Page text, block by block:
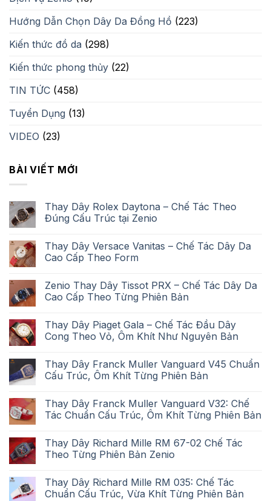
Hướng Dẫn Chọn Dây Da Đồng Hồ (223)
Kiến thức đồ da (298)
Kiến thức phong thủy (22)
TIN TỨC (458)
Tuyển Dụng (13)
VIDEO (23)
BÀI VIẾT MỚI
Thay Dây Rolex Daytona – Chế Tác Theo
Đúng Cấu Trúc tại Zenio
Thay Dây Versace Vanitas – Chế Tác Dây Da
Cao Cấp Theo Form
Zenio Thay Dây Tissot PRX – Chế Tác Dây Da
Cao Cấp Theo Từng Phiên Bản
Thay Dây Piaget Gala – Chế Tác Đầu Dây
Cong Theo Vỏ, Ôm Khít Như Nguyên Bản
Thay Dây Franck Muller Vanguard V45 Chuẩn
Cấu Trúc, Ôm Khít Từng Phiên Bản
Thay Dây Franck Muller Vanguard V32: Chế
Tác Chuẩn Cấu Trúc, Ôm Khít Từng Phiên Bản
Thay Dây Richard Mille RM 67-02 Chế Tác
Theo Từng Phiên Bản Zenio
Thay Dây Richard Mille RM 035: Chế Tác
Chuẩn Cấu Trúc, Vừa Khít Từng Phiên Bản